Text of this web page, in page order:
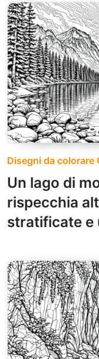
Disegni da colorare
Un lago di
rispecchia
stratificate e